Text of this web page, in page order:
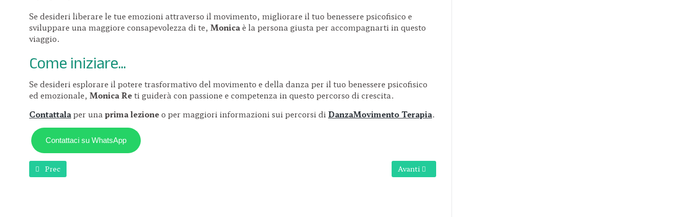
Se desideri liberare le tue emozioni attraverso il movimento, migliorare il tuo benessere psicofisico e
sviluppare una maggiore consapevolezza di te, Monicaè la persona giusta per accompagnarti in questo
viaggio.
Come iniziare...
Se desideri esplorare il potere trasformativo del movimento e della danza per il tuo benessere psicofisico
ed emozionale, Monica Reti guiderà con passione e competenza in questo percorso di crescita.
Contattalaper una prima lezioneo per maggiori informazioni sui percorsi di DanzaMovimento Terapia.
Contattaci su WhatsApp
Articolo precedente: Marco Barutti
Prec Articolo successivo: Massimo Abbà
Avanti